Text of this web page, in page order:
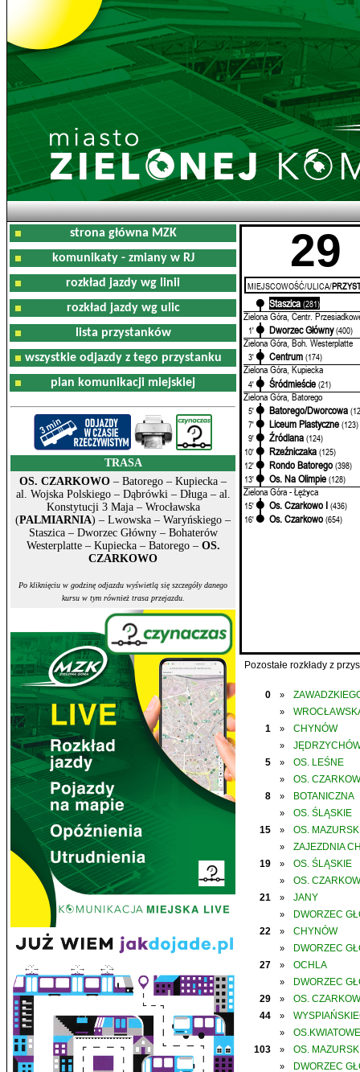
strona główna MZK
komunikaty - zmiany w RJ
rozkład jazdy wg linii
rozkład jazdy wg ulic
lista przystanków
wszystkie odjazdy z tego przystanku
plan komunikacji miejskiej
TRASA
OS. CZARKOWO – Batorego – Kupiecka –
al. Wojska Polskiego – Dąbrówki – Długa – al.
Konstytucji 3 Maja – Wrocławska
(PALMIARNIA) – Lwowska – Waryńskiego –
Staszica – Dworzec Główny – Bohaterów
Westerplatte – Kupiecka – Batorego – OS.
CZARKOWO
Po kliknięciu w godzinę odjazdu wyświetlą się szczegóły danego
kursu w tym również trasa przejazdu.
29
MIEJSCOWOŚĆ/ULICA/
Staszica (281)
Zielona Góra, Centr.
1' Dworzec Główny (400)
Zielona Góra, Boh. Westerplatte
3' Centrum (174)
Zielona Góra, Kupiecka
4' Śródmieście (21)
Zielona Góra, Batorego
5' Batorego/Dworcowa
7'
Liceum Plastyczne (123)
9'
Źródlana (124)
10'
Rzeźniczaka (125)
12'
Rondo Batorego (398)
13'
Os. Na Olimpie (128)
Zielona Góra - Łężyca
15' Os. Czarkowo I (436)
16'
Os. Czarkowo (654)
Pozostałe rozkłady z
0 »
»
1
» CHYNÓW
»
5
» OS. LEŚNE
»
OS.
8
» BOTANICZNA
»
OS. ŚLĄSKIE
15
» OS.
»
ZAJEZDNIA
19
» OS. ŚLĄSKIE
»
OS.
21
» JANY
»
DWORZEC
22
» CHYNÓW
»
DWORZEC
27
» OCHLA
»
DWORZEC
29
»
OS.
44
»
»
OS.KWIATOWE
103
» OS.
»
DWORZEC